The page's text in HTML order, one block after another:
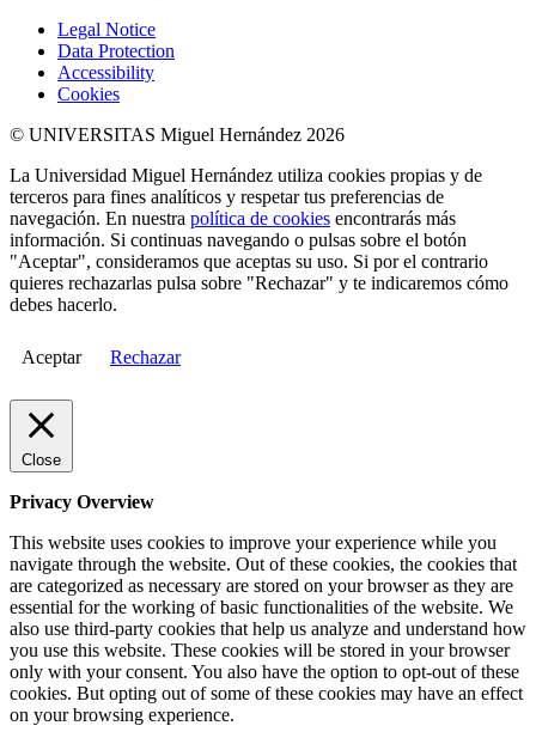
Legal Notice
Data Protection
Accessibility
Cookies
© UNIVERSITAS Miguel Hernández 2026
La Universidad Miguel Hernández utiliza cookies propias y de
terceros para fines analíticos y respetar tus preferencias de
navegación. En nuestra política de cookies encontrarás más
información. Si continuas navegando o pulsas sobre el botón
"Aceptar", consideramos que aceptas su uso. Si por el contrario
quieres rechazarlas pulsa sobre "Rechazar" y te indicaremos cómo
debes hacerlo.
Aceptar Rechazar
Close
Privacy Overview
This website uses cookies to improve your experience while you
navigate through the website. Out of these cookies, the cookies that
are categorized as necessary are stored on your browser as they are
essential for the working of basic functionalities of the website. We
also use third-party cookies that help us analyze and understand how
you use this website. These cookies will be stored in your browser
only with your consent. You also have the option to opt-out of these
cookies. But opting out of some of these cookies may have an effect
on your browsing experience.